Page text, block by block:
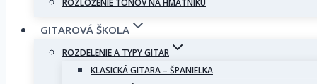
ROZLOŽENIE TÓNOV NA HMATNÍKU
GITAROVÁ ŠKOLA
ROZDELENIE A TYPY GITAR
KLASICKÁ GITARA – ŠPANIELKA